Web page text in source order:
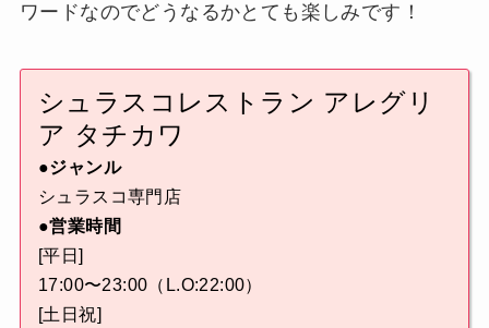
ワードなのでどうなるかとても楽しみです！
シュラスコレストラン アレグリ
ア タチカワ
●ジャンル
シュラスコ専門店
●営業時間
[平日]
17:00〜23:00（L.O:22:00）
[土日祝]